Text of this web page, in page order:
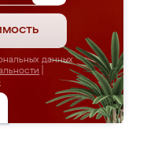
данных